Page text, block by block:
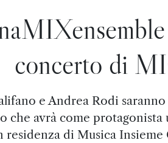
concerto di
e Andrea Rodi
che avrà come
residenza di Musica